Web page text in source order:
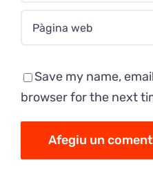
Save my name,
browser for the next